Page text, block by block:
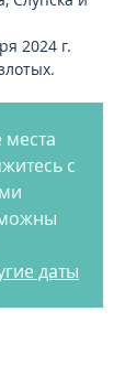
2024 г.
с
даты